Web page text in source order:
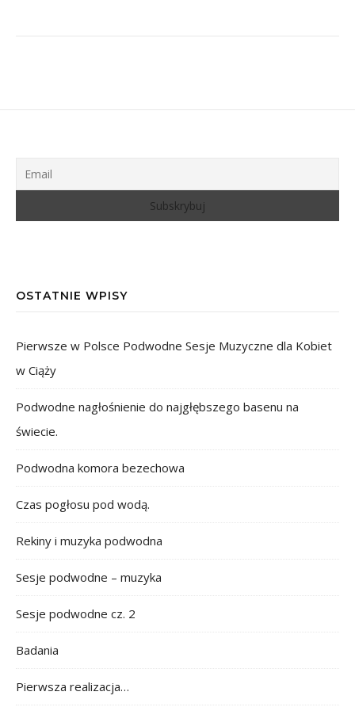
OSTATNIE WPISY
Pierwsze w Polsce Podwodne Sesje Muzyczne dla Kobiet
w Ciąży
Podwodne nagłośnienie do najgłębszego basenu na
świecie.
Podwodna komora bezechowa
Czas pogłosu pod wodą.
Rekiny i muzyka podwodna
Sesje podwodne – muzyka
Sesje podwodne cz. 2
Badania
Pierwsza realizacja…